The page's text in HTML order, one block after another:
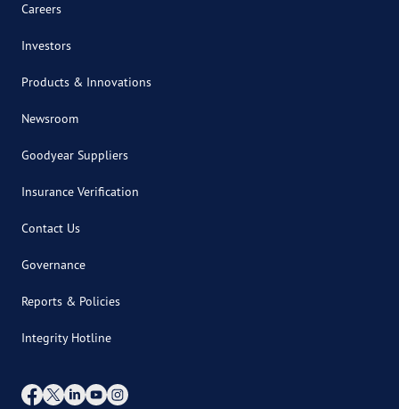
Careers
Investors
Products & Innovations
Newsroom
Goodyear Suppliers
Insurance Verification
Contact Us
Governance
Reports & Policies
Integrity Hotline